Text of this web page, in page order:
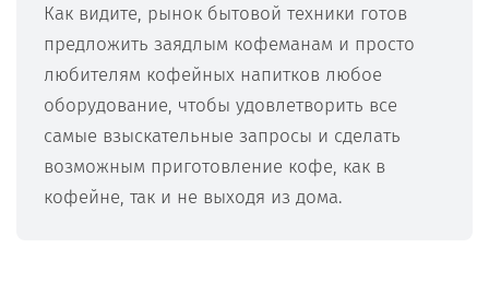
Как видите, рынок бытовой техники готов
предложить заядлым кофеманам и просто
любителям кофейных напитков любое
оборудование, чтобы удовлетворить все
самые взыскательные запросы и сделать
возможным приготовление кофе, как в
кофейне, так и не выходя из дома.